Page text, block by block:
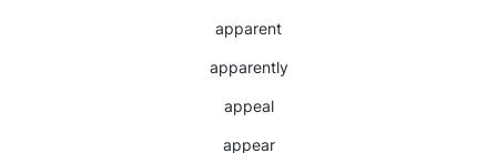
apparent
apparently
appeal
appear